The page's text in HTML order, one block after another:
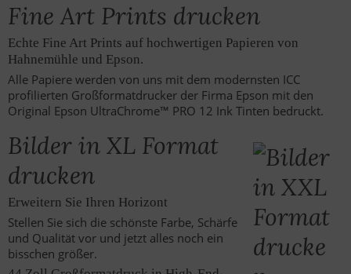
Fine Art Prints drucken
Echte Fine Art Prints auf hochwertigen Papieren von
Hahnemühle und Epson.
Alle Papiere werden von uns mit dem modernsten ICC
profilierten Großformatdrucker der Firma Epson mit den
Original Epson UltraChrome™ PRO 12 Ink Tinten bedruckt.
Bilder in XL Format
drucken
Erweitern Sie Ihren Horizont
Stellen Sie sich die schönste Farbe, Schärfe
und Qualität vor und jetzt alles noch ein
bisschen größer.